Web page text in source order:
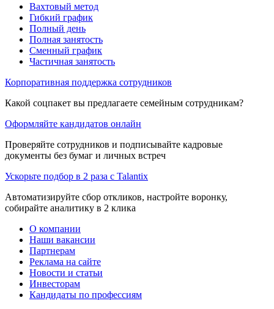
Вахтовый метод
Гибкий график
Полный день
Полная занятость
Сменный график
Частичная занятость
Корпоративная поддержка сотрудников
Какой соцпакет вы предлагаете семейным сотрудникам?
Оформляйте кандидатов онлайн
Проверяйте сотрудников и подписывайте кадровые
документы без бумаг и личных встреч
Ускорьте подбор в 2 раза с Talantix
Автоматизируйте сбор откликов, настройте воронку,
собирайте аналитику в 2 клика
О компании
Наши вакансии
Партнерам
Реклама на сайте
Новости и статьи
Инвесторам
Кандидаты по профессиям